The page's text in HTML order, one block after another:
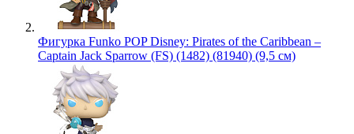
Фигурка Funko POP Disney: Pirates of the Caribbean –
Captain Jack Sparrow (FS) (1482) (81940) (9,5 см)